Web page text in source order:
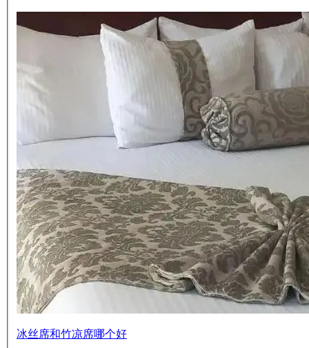
冰丝席和竹凉席哪个好